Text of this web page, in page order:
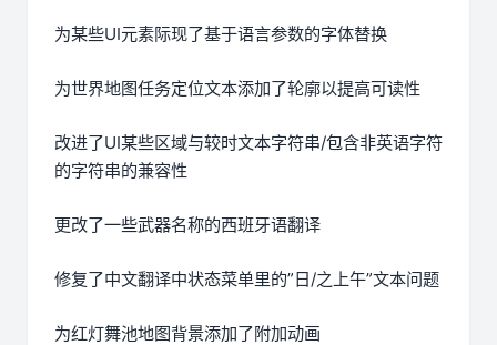
为某些UI元素际现了基于语言参数的字体替换
为世界地图任务定位文本添加了轮廓以提高可读性
改进了UI某些区域与较时文本字符串/包含非英语字符
的字符串的兼容性
更改了一些武器名称的西班牙语翻译
修复了中文翻译中状态菜单里的”日/之上午”文本问题
为红灯舞池地图背景添加了附加动画